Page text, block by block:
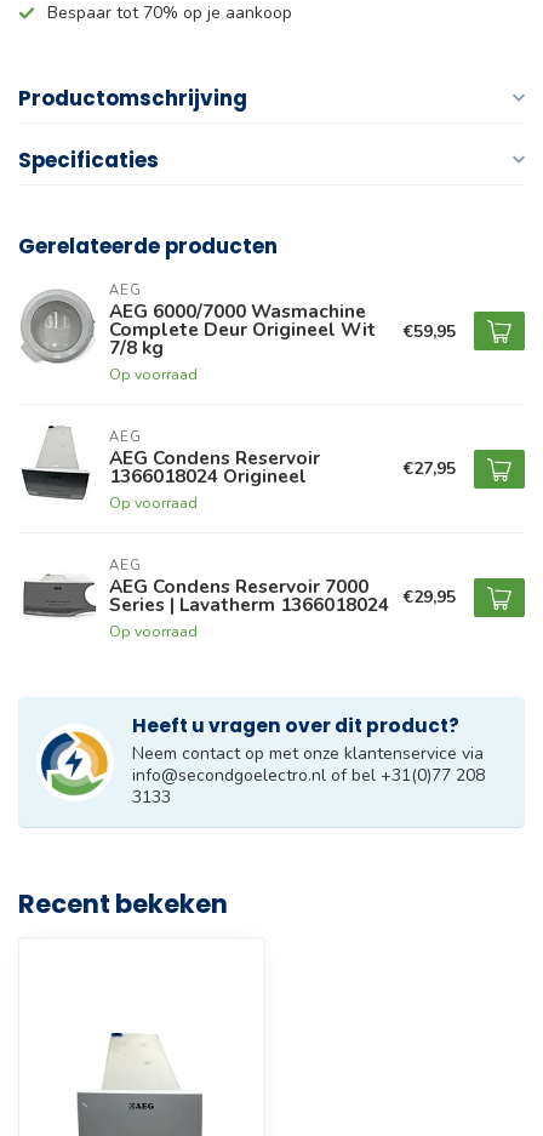
Bespaar tot 70% op je aankoop
Productomschrijving
Specificaties
Gerelateerde producten
AEG
AEG 6000/7000 Wasmachine
Complete Deur Origineel Wit
7/8 kg
Op voorraad
€59,95
AEG
AEG Condens Reservoir
1366018024 Origineel
Op voorraad
€27,95
AEG
AEG Condens Reservoir 7000
Series | Lavatherm 1366018024
Op voorraad
€29,95
Heeft u vragen over dit product?
Neem contact op met onze klantenservice via
info@secondgoelectro.nl of bel +31(0)77 208
3133
Recent bekeken